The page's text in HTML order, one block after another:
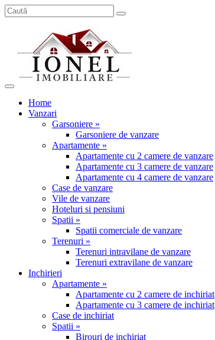
Home
Vanzari
Garsoniere »
Garsoniere de vanzare
Apartamente »
Apartamente cu 2 camere de vanzare
Apartamente cu 3 camere de vanzare
Apartamente cu 4 camere de vanzare
Case de vanzare
Vile de vanzare
Hoteluri si pensiuni
Spatii »
Spatii comerciale de vanzare
Terenuri »
Terenuri intravilane de vanzare
Terenuri extravilane de vanzare
Inchirieri
Apartamente »
Apartamente cu 2 camere de inchiriat
Apartamente cu 3 camere de inchiriat
Case de inchiriat
Spatii »
Birouri de inchiriat